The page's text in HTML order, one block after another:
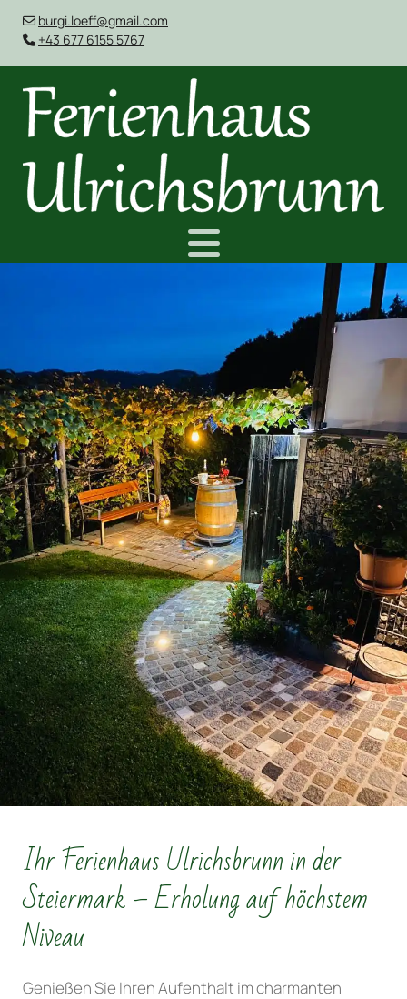
 burgi.loeff@gmail.com
 +43 677 6155 5767
Ihr Ferienhaus Ulrichsbrunn in der
Steiermark – Erholung auf höchstem
Niveau
Genießen Sie Ihren Aufenthalt im charmanten